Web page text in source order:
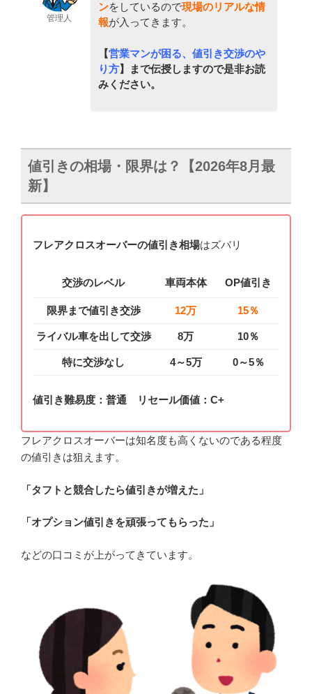
管理人
ンをしているので現場のリアルな情
報が入ってきます。
【営業マンが困る、値引き交渉のや
り方】まで伝授しますので是非お読
みください。
値引きの相場・限界は？【2026年8月最
新】
フレアクロスオーバーの値引き相場はズバリ
交渉のレベル 車両本体 OP値引き
限界まで値引き交渉 12万 15％
ライバル車を出して交渉 8万 10％
特に交渉なし 4～5万 0～5％
値引き難易度：普通 リセール価値：C+
フレアクロスオーバーは知名度も高くないのである程度
の値引きは狙えます。
「タフトと競合したら値引きが増えた」
「オプション値引きを頑張ってもらった」
などの口コミが上がってきています。